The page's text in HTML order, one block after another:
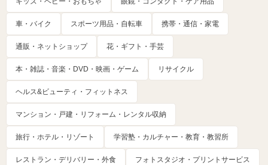
車・バイク スポーツ用品・自転車 携帯・通信・家電
通販・ネットショップ 花・ギフト・手芸
本・雑誌・音楽・DVD・映画・ゲーム リサイクル
ヘルス&ビューティ・フィットネス
マンション・戸建・リフォーム・レンタル収納
旅行・ホテル・リゾート 学習塾・カルチャー・教育・教習所
レストラン・デリバリー・外食 フォトスタジオ・プリントサービス